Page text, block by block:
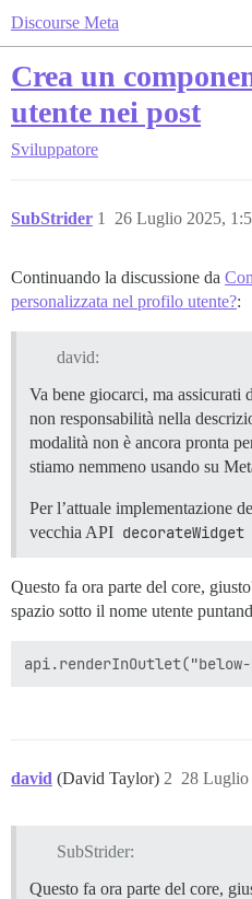
Discourse Meta
Crea un
utente nei post
Sviluppatore
SubStrider 26 Luglio 2025,
1
Continuando la discussione da
personalizzata nel profilo utente?:
david:
Va bene giocarci, ma assicurati
non responsabilità nella
modalità non è ancora pronta
stiamo nemmeno usando su
Per l’attuale implementazione
vecchia API decorateWidget
Questo fa ora parte del core,
spazio sotto il nome utente
david (David Taylor) 28 Luglio
2
SubStrider:
Questo fa ora parte del core,